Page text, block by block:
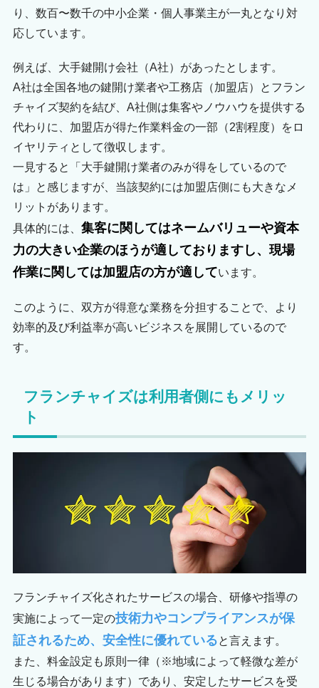
り、数百〜数千の中小企業・個人事業主が一丸となり対
応しています。
例えば、大手鍵開け会社（A社）があったとします。
A社は全国各地の鍵開け業者や工務店（加盟店）とフラン
チャイズ契約を結び、A社側は集客やノウハウを提供する
代わりに、加盟店が得た作業料金の一部（2割程度）をロ
イヤリティとして徴収します。
一見すると「大手鍵開け業者のみが得をしているので
は」と感じますが、当該契約には加盟店側にも大きなメ
リットがあります。
具体的には、 集客に関してはネームバリューや資本
力の大きい企業のほうが適しておりますし、現場
作業に関しては加盟店の方が適しています。
このように、双方が得意な業務を分担することで、より
効率的及び利益率が高いビジネスを展開しているので
す。
フランチャイズは利用者側にもメリッ
ト
フランチャイズ化されたサービスの場合、研修や指導の
実施によって一定の技術力やコンプライアンスが保
証されるため、安全性に優れていると言えます。
また、料金設定も原則一律（※地域によって軽微な差が
生じる場合があります）であり、安定したサービスを受